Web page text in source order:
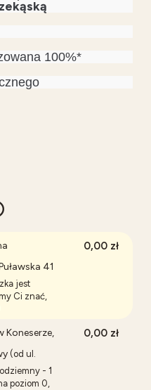
100%*
kosztów płatności
41
jest
Ci znać,
0,00 zł
Koneserze,
(od ul.
- 1
poziom 0,
0,00 zł